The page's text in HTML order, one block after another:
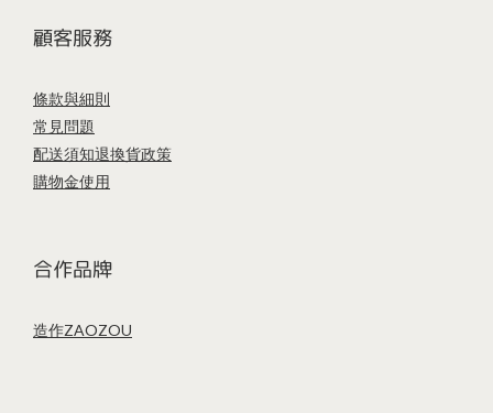
顧客服務
條款與細則
常見問題
配送須知退換貨政策
購物金使用
合作品牌
造作ZAOZOU